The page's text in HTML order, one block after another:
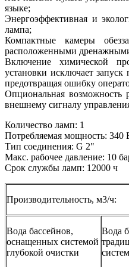
языке;
Энергоэффективная и
лампа;
Компактные камеры
расположенными
Включение химической
установки исключает
предотвращая ошибку
Опциональная возможность
внешнему сигналу
Количество ламп: 1
Потребляемая мощность: 340
Тип соединения: G 2"
Макс. рабочее давление: 10
Срок службы ламп: 12000 ч
Производительность, м3/ч:
Вода бассейнов,
оснащенных системой
глубокой очистки
Вода